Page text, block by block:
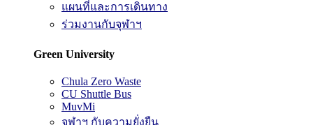
แผนที่และการเดินทาง
ร่วมงานกับจุฬาฯ
Green University
Chula Zero Waste
CU Shuttle Bus
MuvMi
จุฬาฯ กับความยั่งยืน